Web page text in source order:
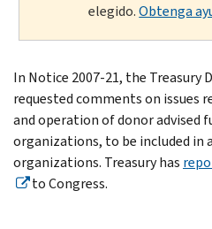
elegido.Obtenga
In Notice 2007-21, the Treasury
requested comments on
and operation of donor advised
organizations, to be included in
organizations. Treasury has
to Congress.